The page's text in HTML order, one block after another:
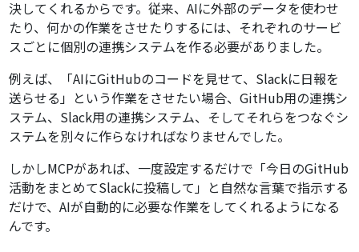
まとめ：MCPサーバーで変わるAI活用の未来
決してくれるからです。従来、AIに外部のデータを使わせ
たり、何かの作業をさせたりするには、それぞれのサービ
スごとに個別の連携システムを作る必要がありました。
例えば、「AIにGitHubのコードを見せて、Slackに日報を
送らせる」という作業をさせたい場合、GitHub用の連携シ
ステム、Slack用の連携システム、そしてそれらをつなぐシ
ステムを別々に作らなければなりませんでした。
しかしMCPがあれば、一度設定するだけで「今日のGitHub
活動をまとめてSlackに投稿して」と自然な言葉で指示する
だけで、AIが自動的に必要な作業をしてくれるようになる
んです。